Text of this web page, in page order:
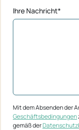
Ihre Nachricht*
Mit dem Absenden der
Geschäftsbedingungen
gemäß der